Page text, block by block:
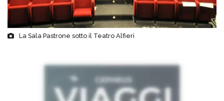
La Sala Pastrone sotto il Teatro Alfieri